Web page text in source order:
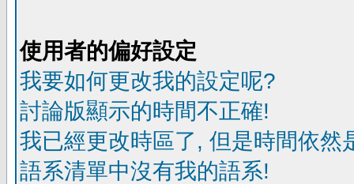
使用者的偏好設定
我要如何更改我的設定呢?
討論版顯示的時間不正確!
我已經更改時區了, 但是時間依然
語系清單中沒有我的語系!